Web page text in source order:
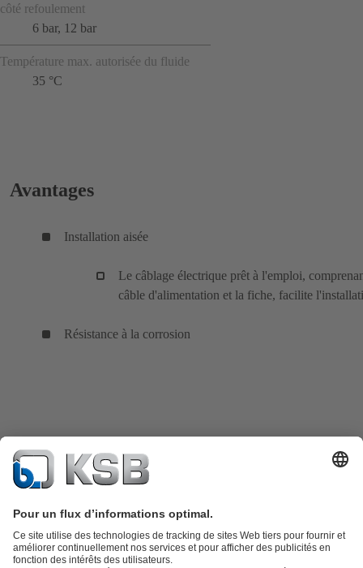
côté refoulement
6 bar, 12 bar
Température max. autorisée du fluide
35 °C
Avantages
Installation aisée
Le câblage électrique prêt à l'emploi,
câble d'alimentation et la fiche, facilite
Résistance à la corrosion